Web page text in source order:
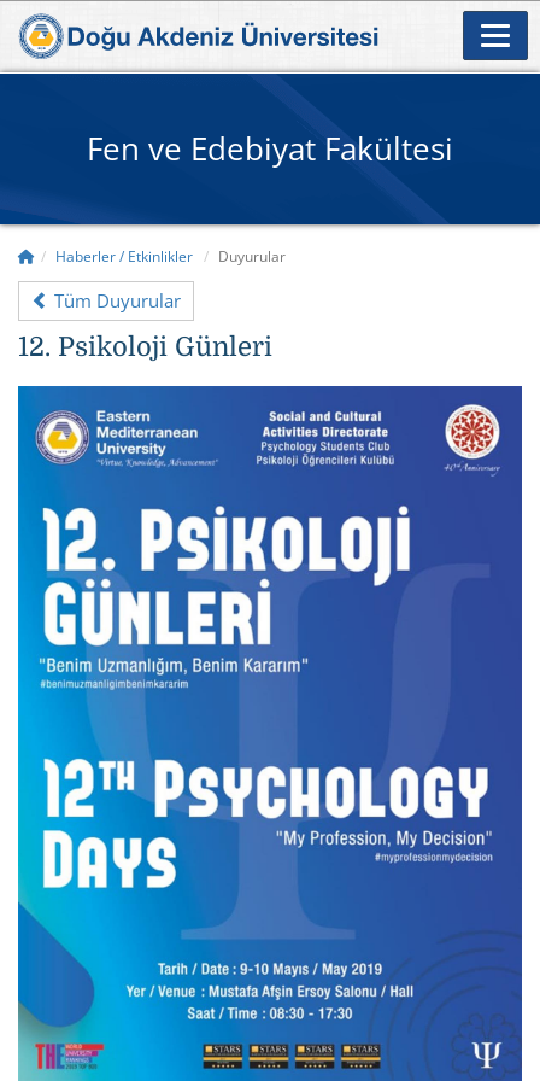
Fen ve Edebiyat Fakültesi
Haberler / Etkinlikler Duyurular
Tüm Duyurular
12. Psikoloji Günleri